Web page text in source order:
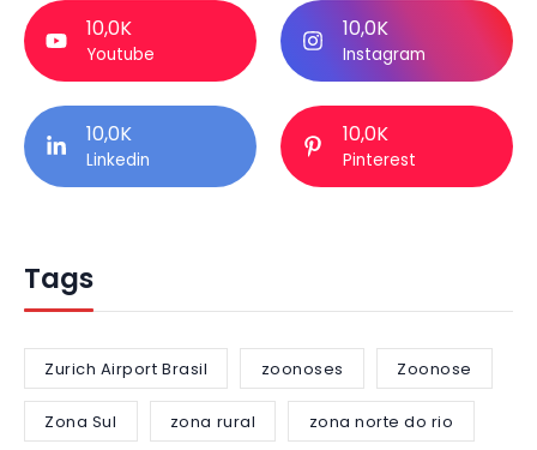
10,0K
Youtube
10,0K
Instagram
10,0K
Linkedin
10,0K
Pinterest
Tags
Zurich Airport Brasil zoonoses Zoonose
Zona Sul zona rural zona norte do rio